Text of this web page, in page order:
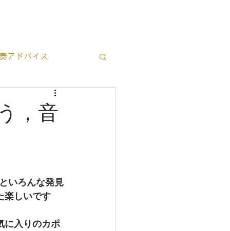
アドバイス
，音
いろんな発見
楽しいです
に入りのカポ